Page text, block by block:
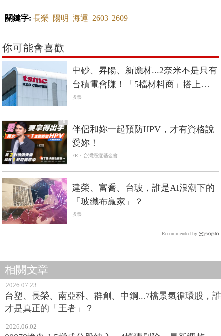
關鍵字: 長榮 陽明 海運 2603 2609
你可能會喜歡
中砂、昇陽、新應材...2奈米不是只有
台積電會賺！「5檔材料商」搭上成
長列車
股票
PR
伴侶和妳一起預防HPV，才有資格說
愛妳！
PR・台灣癌症基金會
建榮、富喬、台玻，誰是AI浪潮下的
「玻纖布贏家」？
股票
Recommended by
相關文章
2026.07.23
台塑、長榮、南亞科、群創、中鋼...7檔景氣循環股，誰
才是真正的「王者」？
2026.06.02